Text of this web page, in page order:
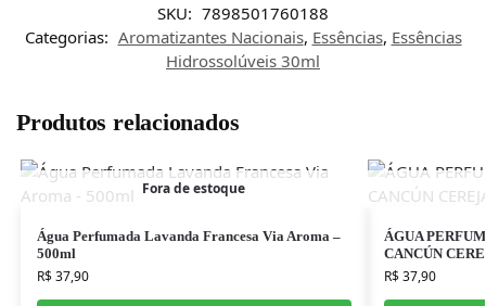
SKU: 7898501760188
Categorias: Aromatizantes Nacionais, Essências, Essências
Hidrossolúveis 30ml
Produtos relacionados
Fora de estoque
Água Perfumada Lavanda Francesa Via Aroma –
500ml
R$37,90
ÁGUA
CANCÚN
R$37,90